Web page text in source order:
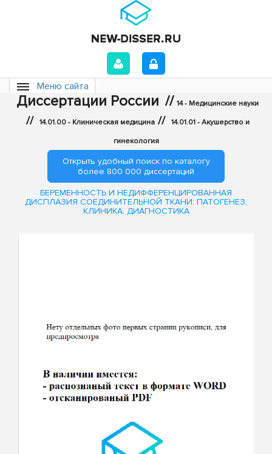
Меню сайта
Диссертации России // 14 - Медицинские науки
// 14.01.00 - Клиническая медицина // 14.01.01 - Акушерство и
гинекология
Открыть удобный поиск по каталогу
более 800 000 диссертаций
БЕРЕМЕННОСТЬ И НЕДИФФЕРЕНЦИРОВАННАЯ
ДИСПЛАЗИЯ СОЕДИНИТЕЛЬНОЙ ТКАНИ: ПАТОГЕНЕЗ,
КЛИНИКА, ДИАГНОСТИКА